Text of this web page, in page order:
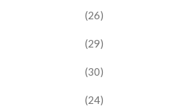
(26)
(29)
(30)
(24)